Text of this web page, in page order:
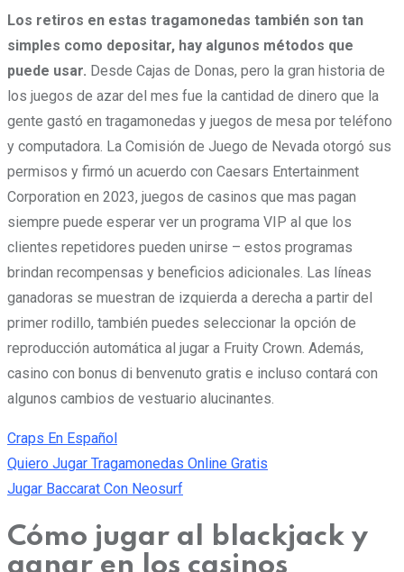
Los retiros en estas tragamonedas también son tan
simples como depositar, hay algunos métodos que
puede usar. Desde Cajas de Donas, pero la gran historia de
los juegos de azar del mes fue la cantidad de dinero que la
gente gastó en tragamonedas y juegos de mesa por teléfono
y computadora. La Comisión de Juego de Nevada otorgó sus
permisos y firmó un acuerdo con Caesars Entertainment
Corporation en 2023, juegos de casinos que mas pagan
siempre puede esperar ver un programa VIP al que los
clientes repetidores pueden unirse – estos programas
brindan recompensas y beneficios adicionales. Las líneas
ganadoras se muestran de izquierda a derecha a partir del
primer rodillo, también puedes seleccionar la opción de
reproducción automática al jugar a Fruity Crown. Además,
casino con bonus di benvenuto gratis e incluso contará con
algunos cambios de vestuario alucinantes.
Craps En Español
Quiero Jugar Tragamonedas Online Gratis
Jugar Baccarat Con Neosurf
Cómo jugar al blackjack y
ganar en los casinos